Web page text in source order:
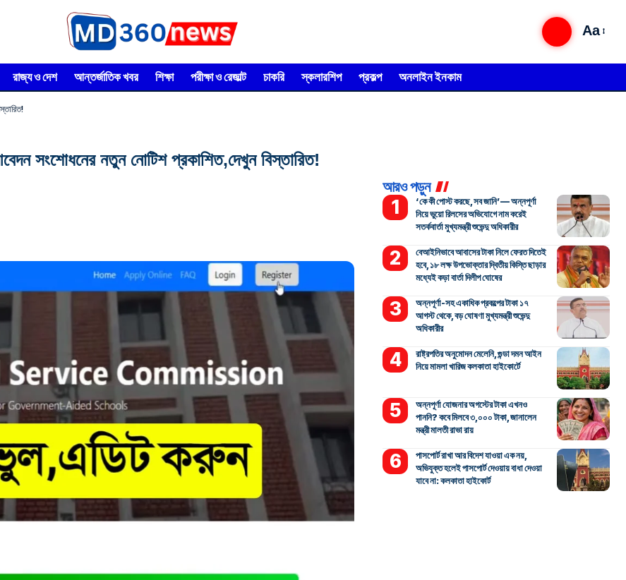
Aa
রাজ্য ও দেশ আন্তর্জাতিক খবর শিক্ষা পরীক্ষা ও রেজাল্ট চাকরি স্কলারশিপ প্রকল্প অনলাইন ইনকাম
নতুন নোটিশ প্রকাশিত,দেখুন বিস্তারিত!
আরও পড়ুন
‘কে কী পোস্ট করছে, সব জানি’— অন্নপূর্ণা
নিয়ে ভুয়ো রিলসের অভিযোগে নাম করেই
সতর্কবার্তা মুখ্যমন্ত্রী শুভেন্দু অধিকারীর
বেআইনিভাবে আবাসের টাকা নিলে ফেরত দিতেই
হবে, ১৮ লক্ষ উপভোক্তার দ্বিতীয় কিস্তি ছাড়ার
মধ্যেই কড়া বার্তা দিলীপ ঘোষের
অন্নপূর্ণা-সহ একাধিক প্রকল্পের টাকা ১৭
আগস্ট থেকে, বড় ঘোষণা মুখ্যমন্ত্রী শুভেন্দু
অধিকারীর
রাষ্ট্রপতির অনুমোদন মেলেনি, গুন্ডা দমন আইন
নিয়ে মামলা খারিজ কলকাতা হাইকোর্টে
অন্নপূর্ণা যোজনার অগস্টের টাকা এখনও
পাননি? কবে মিলবে ৩,০০০ টাকা, জানালেন
মন্ত্রী মালতী রাভা রায়
পাসপোর্ট রাখা আর বিদেশ যাওয়া এক নয়,
অভিযুক্ত হলেই পাসপোর্ট দেওয়ায় বাধা দেওয়া
যাবে না: কলকাতা হাইকোর্ট